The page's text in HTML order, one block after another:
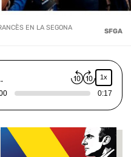
EN LA SEGONA
SFGA
1x
0:17